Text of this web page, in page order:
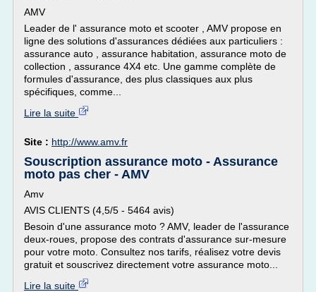
AMV
Leader de l' assurance moto et scooter , AMV propose en
ligne des solutions d'assurances dédiées aux particuliers :
assurance auto , assurance habitation, assurance moto de
collection , assurance 4X4 etc. Une gamme complète de
formules d'assurance, des plus classiques aux plus
spécifiques, comme...
Lire la suite
Site : http://www.amv.fr
Souscription assurance moto - Assurance
moto pas cher - AMV
Amv
AVIS CLIENTS (4,5/5 - 5464 avis)
Besoin d'une assurance moto ? AMV, leader de l'assurance
deux-roues, propose des contrats d'assurance sur-mesure
pour votre moto. Consultez nos tarifs, réalisez votre devis
gratuit et souscrivez directement votre assurance moto...
Lire la suite